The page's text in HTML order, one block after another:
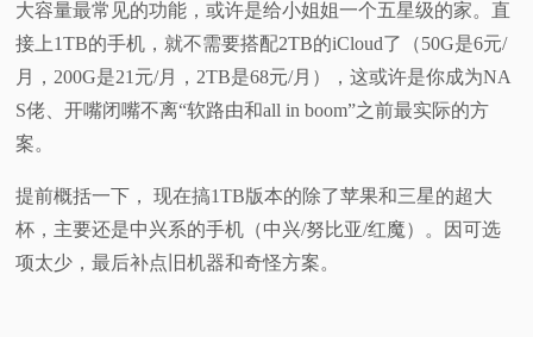
题
大容量最常见的功能，或许是给小姐姐一个五星级的家。直
接上1TB的手机，就不需要搭配2TB的iCloud了（50G是6元/
月，200G是21元/月，2TB是68元/月），这或许是你成为NA
S佬、开嘴闭嘴不离“软路由和all in boom”之前最实际的方
案。
提前概括一下， 现在搞1TB版本的除了苹果和三星的超大
杯，主要还是中兴系的手机（中兴/努比亚/红魔）。因可选
项太少，最后补点旧机器和奇怪方案。